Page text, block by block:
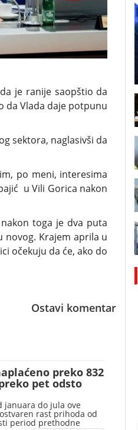
je ranije saopštio da
da Vlada daje potpunu
sektora, naglasivši da
po meni, interesima
u Vili Gorica nakon
toga je dva puta
novog. Krajem aprila u
očekuju da će, ako do
Ostavi komentar
preko 832
pet odsto
januara do jula ove
rast prihoda od
period prethodne